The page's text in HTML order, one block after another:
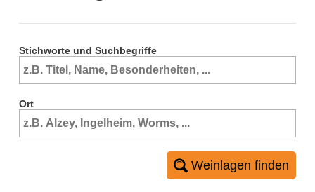
Stichworte und Suchbegriffe
Ort
Weinlagen finden